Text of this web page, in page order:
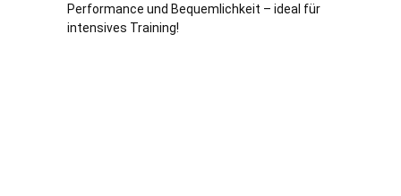
Performance und Bequemlichkeit – ideal für
intensives Training!